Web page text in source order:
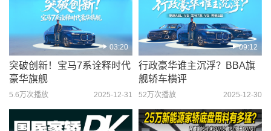
03:20
突破创新！宝马7系诠释时代
豪华旗舰
2025-12-31
5.6万次播放
09:12
行政豪华谁主沉浮？BBA旗
舰轿车横评
2025-12-30
52万次播放